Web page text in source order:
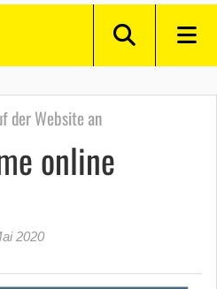
der Website an
online
2020